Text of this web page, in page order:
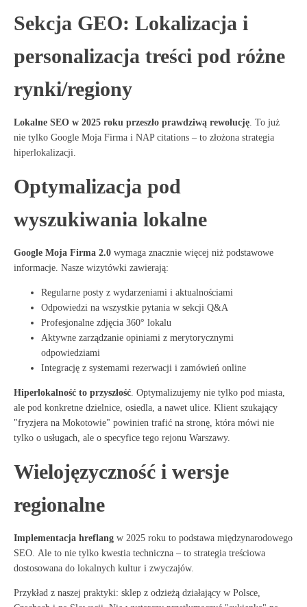
Sekcja GEO: Lokalizacja i
personalizacja treści pod różne
rynki/regiony
Lokalne SEO w 2025 roku przeszło prawdziwą rewolucję. To już
nie tylko Google Moja Firma i NAP citations – to złożona strategia
hiperlokalizacji.
Optymalizacja pod
wyszukiwania lokalne
Google Moja Firma 2.0 wymaga znacznie więcej niż podstawowe
informacje. Nasze wizytówki zawierają:
Regularne posty z wydarzeniami i aktualnościami
Odpowiedzi na wszystkie pytania w sekcji Q&A
Profesjonalne zdjęcia 360° lokalu
Aktywne zarządzanie opiniami z merytorycznymi
odpowiedziami
Integrację z systemami rezerwacji i zamówień online
Hiperlokalność to przyszłość. Optymalizujemy nie tylko pod miasta,
ale pod konkretne dzielnice, osiedla, a nawet ulice. Klient szukający
"fryzjera na Mokotowie" powinien trafić na stronę, która mówi nie
tylko o usługach, ale o specyfice tego rejonu Warszawy.
Wielojęzyczność i wersje
regionalne
Implementacja hreflang w 2025 roku to podstawa międzynarodowego
SEO. Ale to nie tylko kwestia techniczna – to strategia treściowa
dostosowana do lokalnych kultur i zwyczajów.
Przykład z naszej praktyki: sklep z odzieżą działający w Polsce,